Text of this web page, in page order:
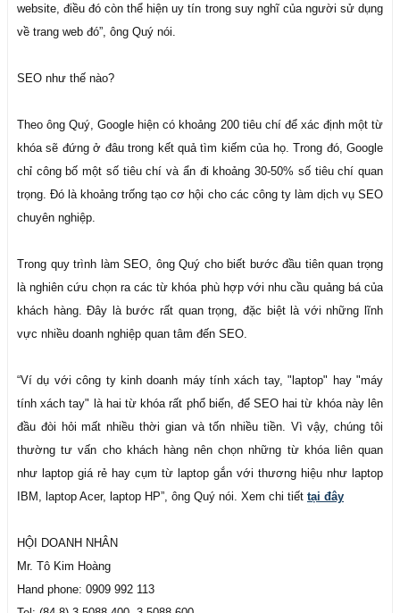
website, điều đó còn thể hiện uy tín trong suy nghĩ của người sử dụng
về trang web đó”, ông Quý nói.
SEO như thế nào?
Theo ông Quý, Google hiện có khoảng 200 tiêu chí để xác định một từ
khóa sẽ đứng ở đâu trong kết quả tìm kiếm của họ. Trong đó, Google
chỉ công bố một số tiêu chí và ẩn đi khoảng 30-50% số tiêu chí quan
trọng. Đó là khoảng trống tạo cơ hội cho các công ty làm dịch vụ SEO
chuyên nghiệp.
Trong quy trình làm SEO, ông Quý cho biết bước đầu tiên quan trọng
là nghiên cứu chọn ra các từ khóa phù hợp với nhu cầu quảng bá của
khách hàng. Đây là bước rất quan trọng, đặc biệt là với những lĩnh
vực nhiều doanh nghiệp quan tâm đến SEO.
“Ví dụ với công ty kinh doanh máy tính xách tay, "laptop" hay "máy
tính xách tay" là hai từ khóa rất phổ biến, để SEO hai từ khóa này lên
đầu đòi hỏi mất nhiều thời gian và tốn nhiều tiền. Vì vậy, chúng tôi
thường tư vấn cho khách hàng nên chọn những từ khóa liên quan
như laptop giá rẻ hay cụm từ laptop gắn với thương hiệu như laptop
IBM, laptop Acer, laptop HP”, ông Quý nói. Xem chi tiết tại đây
HỘI DOANH NHÂN
Mr. Tô Kim Hoàng
Hand phone: 0909 992 113